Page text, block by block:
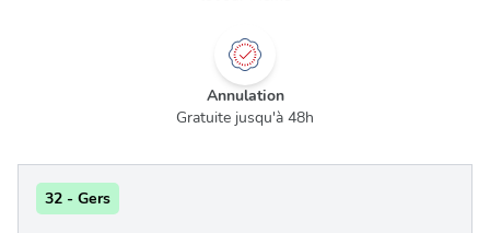
Annulation
Gratuite jusqu'à 48h
32 - Gers